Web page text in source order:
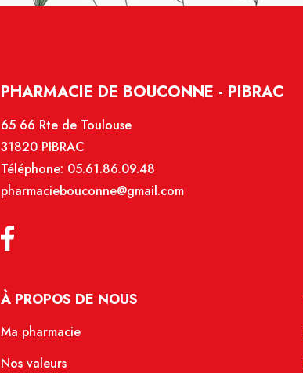
PHARMACIE DE BOUCONNE - PIBRAC
65 66 Rte de Toulouse
31820 PIBRAC
Téléphone: 05.61.86.09.48
pharmaciebouconne@gmail.com
À PROPOS DE NOUS
Ma pharmacie
Nos valeurs